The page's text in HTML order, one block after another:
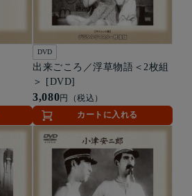
DVD
出来ごころ／浮草物語＜2枚組
＞ [DVD]
3,080円（税込）
カートに入れる